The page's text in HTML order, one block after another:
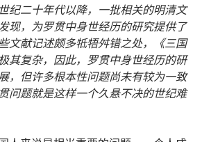
纪二十年代以降，一批相关的明清文
现，为罗贯中身世经历的研究提供了
文献记述颇多牴牾舛错之处，《三国
其复杂，因此，罗贯中身世经历的研
，但许多根本性问题尚未有较为一致
问题就是这样一个久悬不决的世纪难